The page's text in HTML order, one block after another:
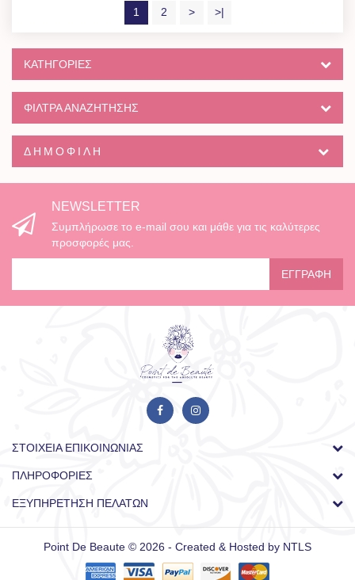
1
2 > >|
ΚΑΤΗΓΟΡΊΕΣ
ΦΙΛΤΡΑ ΑΝΑΖΗΤΗΣΗΣ
ΔΗΜΟΦΙΛΉ
NEWSLETTER
Συμπλήρωσε το e-mail σου και μάθε για τις καλύτερες
προσφορές μας.
ΕΓΓΡΑΦΉ
ΣΤΟΙΧΕΊΑ ΕΠΙΚΟΙΝΩΝΊΑΣ
ΠΛΗΡΟΦΟΡΊΕΣ
ΕΞΥΠΗΡΈΤΗΣΗ ΠΕΛΑΤΏΝ
Point De Beaute © 2026 - Created & Hosted by NTLS